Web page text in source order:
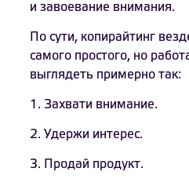
и завоевание внимания.
По сути, копирайтинг
самого простого, но
выглядеть примерно так:
1. Захвати внимание.
2. Удержи интерес.
3. Продай продукт.